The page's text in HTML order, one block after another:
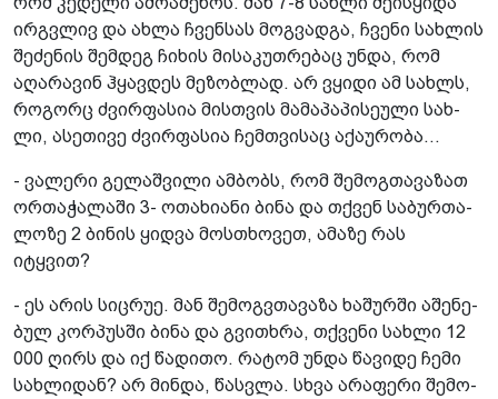
ირ­გვლივ და ახლა ჩვენ­სას მოგ­ვად­გა, ჩვე­ნი სახ­ლის
შე­ძე­ნის შემ­დეგ ჩი­ხის მი­სა­კუთ­რე­ბაც უნდა, რომ
აღა­რა­ვინ ჰყავ­დეს მე­ზობ­ლად. არ ვყი­დი ამ სახ­ლს,
რო­გორც ძვირ­ფა­სია მის­თვის მა­მა­პა­პი­სე­უ­ლი სახ­
ლი, ასე­თი­ვე ძვირ­ფა­სია ჩემ­თვი­საც აქა­უ­რო­ბა...
- ვა­ლე­რი გე­ლაშ­ვი­ლი ამ­ბობს, რომ შე­მოგ­თა­ვა­ზათ
ორ­თა­ჭა­ლა­ში 3- ოთა­ხი­ა­ნი ბინა და თქვენ სა­ბურ­თა­
ლო­ზე 2 ბი­ნის ყიდ­ვა მოს­თხო­ვეთ, ამა­ზე რას
იტყვით?
- ეს არის სიც­რუე. მან შე­მოგ­ვთა­ვა­ზა ხა­შურ­ში აშე­ნე­
ბულ კორ­პუს­ში ბინა და გვი­თხრა, თქვე­ნი სახ­ლი 12
000 ღირს და იქ წა­დი­თო. რა­ტომ უნდა წა­ვი­დე ჩემი
სახ­ლი­დან? არ მინ­და, წას­ვლა. სხვა არა­ფე­რი შე­მო­